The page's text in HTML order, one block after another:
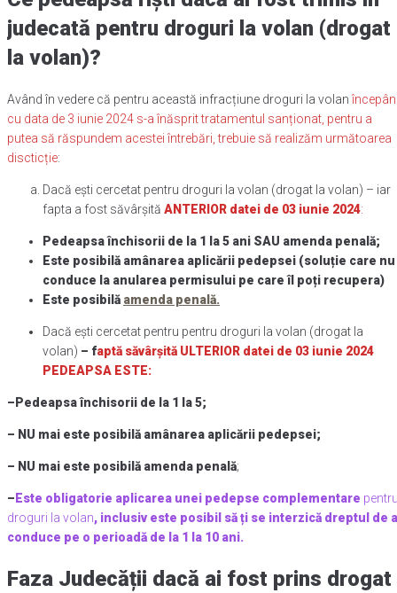
judecată pentru droguri la volan (drogat
la volan)?
Având în vedere că pentru această infracțiune droguri la volan
cu data de 3 iunie 2024 s-a înăsprit tratamentul sanționat, pentru a
putea să răspundem acestei întrebări, trebuie să realizăm următoarea
discticție:
Dacă ești cercetat pentru droguri la volan (drogat la volan) – iar
fapta a fost săvârșită ANTERIOR datei de 03 iunie 2024:
Pedeapsa închisorii de la 1 la 5 ani SAU amenda penală;
Este posibilă amânarea aplicării pedepsei (soluție care nu
conduce la anularea permisului pe care îl poți recupera)
Este posibilă amenda penală.
Dacă ești cercetat pentru pentru droguri la volan (drogat la
volan) – faptă săvârșită ULTERIOR datei de 03 iunie 2024
PEDEAPSA ESTE:
– Pedeapsa închisorii de la 1 la 5;
– NU mai este posibilă amânarea aplicării pedepsei;
– NU mai este posibilă amenda penală;
– Este obligatorie aplicarea unei pedepse complementare
droguri la volan, inclusiv este posibil să ți se interzică dreptul de a
conduce pe o perioadă de la 1 la 10 ani.
Faza Judecății dacă ai fost prins drogat